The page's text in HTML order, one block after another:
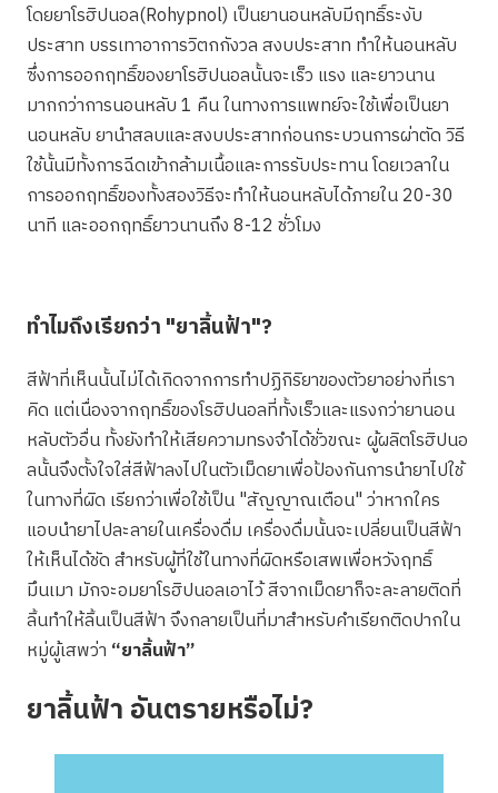
โดยยาโรฮิปนอล(Rohypnol) เป็นยานอนหลับมีฤทธิ์ระงับ
ประสาท บรรเทาอาการวิตกกังวล สงบประสาท ทำให้นอนหลับ
ซึ่งการออกฤทธิ์ของยาโรฮิปนอลนั้นจะเร็ว แรง และยาวนาน
มากกว่าการนอนหลับ 1 คืน ในทางการแพทย์จะใช้เพื่อเป็นยา
นอนหลับ ยานำสลบและสงบประสาทก่อนกระบวนการผ่าตัด วิธี
ใช้นั้นมีทั้งการฉีดเข้ากล้ามเนื้อและการรับประทาน โดยเวลาใน
การออกฤทธิ์ของทั้งสองวิธีจะทำให้นอนหลับได้ภายใน 20-30
นาที และออกฤทธิ์ยาวนานถึง 8-12 ชั่วโมง
ทำไมถึงเรียกว่า "ยาลิ้นฟ้า"?
สีฟ้าที่เห็นนั้นไม่ได้เกิดจากการทำปฏิกิริยาของตัวยาอย่างที่เรา
คิด แต่เนื่องจากฤทธิ์ของโรฮิปนอลที่ทั้งเร็วและแรงกว่ายานอน
หลับตัวอื่น ทั้งยังทำให้เสียความทรงจำได้ชั่วขณะ ผู้ผลิตโรฮิปนอ
ลนั้นจึงตั้งใจใส่สีฟ้าลงไปในตัวเม็ดยาเพื่อป้องกันการนำยาไปใช้
ในทางที่ผิด เรียกว่าเพื่อใช้เป็น "สัญญาณเตือน" ว่าหากใคร
แอบนำยาไปละลายในเครื่องดื่ม เครื่องดื่มนั้นจะเปลี่ยนเป็นสีฟ้า
ให้เห็นได้ชัด สำหรับผู้ที่ใช้ในทางที่ผิดหรือเสพเพื่อหวังฤทธิ์
มึนเมา มักจะอมยาโรฮิปนอลเอาไว้ สีจากเม็ดยาก็จะละลายติดที่
ลิ้นทำให้ลิ้นเป็นสีฟ้า จึงกลายเป็นที่มาสำหรับคำเรียกติดปากใน
หมู่ผู้เสพว่า “ยาลิ้นฟ้า”
ยาลิ้นฟ้า อันตรายหรือไม่?